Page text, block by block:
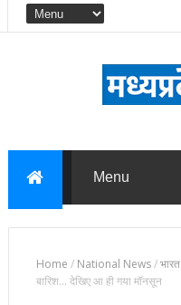
Home / National News/भारत
बारिश... देखिए आ ही गया मॉनसून